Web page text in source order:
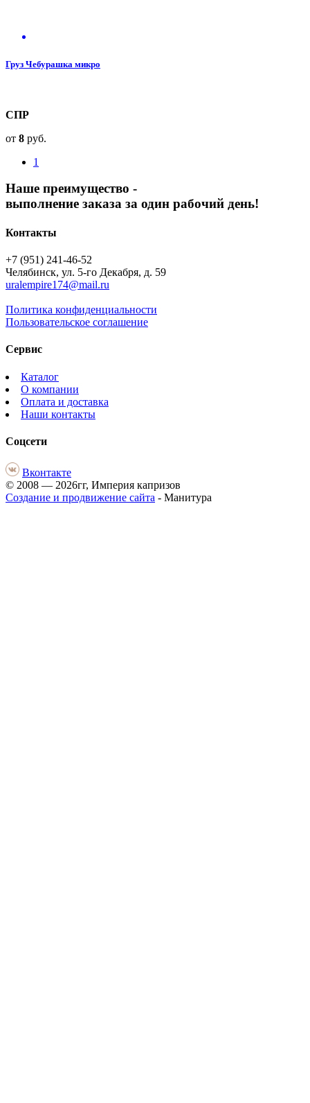
Груз Чебурашка микро
СПР
от 8 руб.
1
Наше преимущество -
выполнение заказа за один рабочий день!
Контакты
+7 (951) 241-46-52
Челябинск, ул. 5-го Декабря, д. 59
uralempire174@mail.ru
Политика конфиденциальности
Пользовательское соглашение
Сервис
Каталог
О компании
Оплата и доставка
Наши контакты
Соцсети
Вконтакте
© 2008 — 2026гг, Империя капризов
Создание и продвижение сайта - Манитура